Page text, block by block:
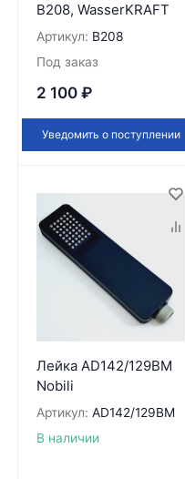
B208, WasserKRAFT
Артикул: B208
Под заказ
2 100 ₽
Уведомить о поступлении
Лейка AD142/129BM
Nobili
Артикул: AD142/129BM
В наличии